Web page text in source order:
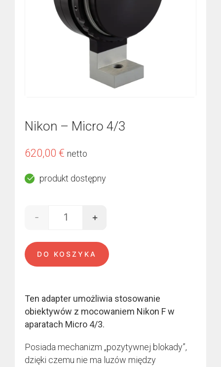
Nikon – Micro 4/3
620,00 € netto
produkt dostępny
ilość Nikon - Micro 4/3
- +
DO KOSZYKA
Ten adapter umożliwia stosowanie
obiektywów z mocowaniem Nikon F w
aparatach Micro 4/3.
Posiada mechanizm „pozytywnej blokady”,
dzięki czemu nie ma luzów między